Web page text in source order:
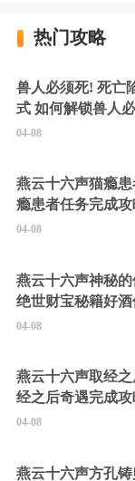
热门攻略
兽人必须死! 死亡
式 如何解锁兽人
的隐藏角色
04-08
燕云十六声猫瘾
瘾患者任务完成攻
04-08
燕云十六声神秘
绝世财宝秘籍好
04-08
燕云十六声取经
经之后奇遇完成攻
04-08
燕云十六声方孔